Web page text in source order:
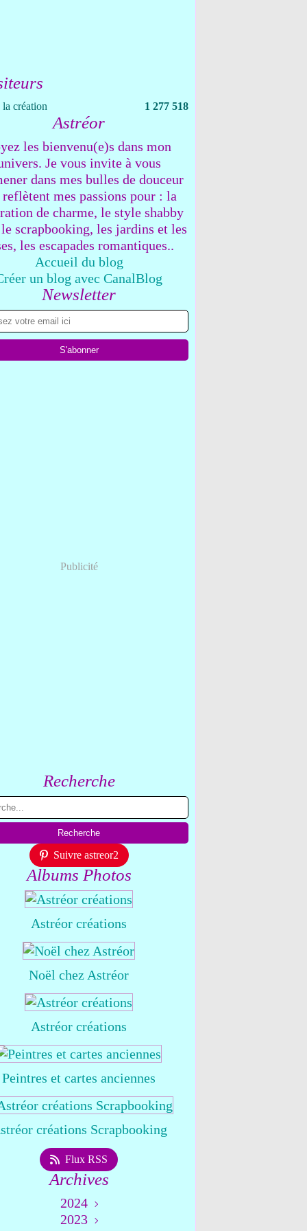
création 1 277 518
Astréor
les bienvenu(e)s dans mon
Je vous invite à vous
dans mes bulles de douceur
mes passions pour : la
de charme, le style shabby
scrapbooking, les jardins et les
les escapades romantiques..
Accueil du blog
un blog avec CanalBlog
Newsletter
Publicité
Recherche
Suivre astreor2
Albums Photos
Astréor créations
Noël chez Astréor
Astréor créations
Peintres et cartes anciennes
créations Scrapbooking
Flux RSS
Archives
2024
Août (1)
2023